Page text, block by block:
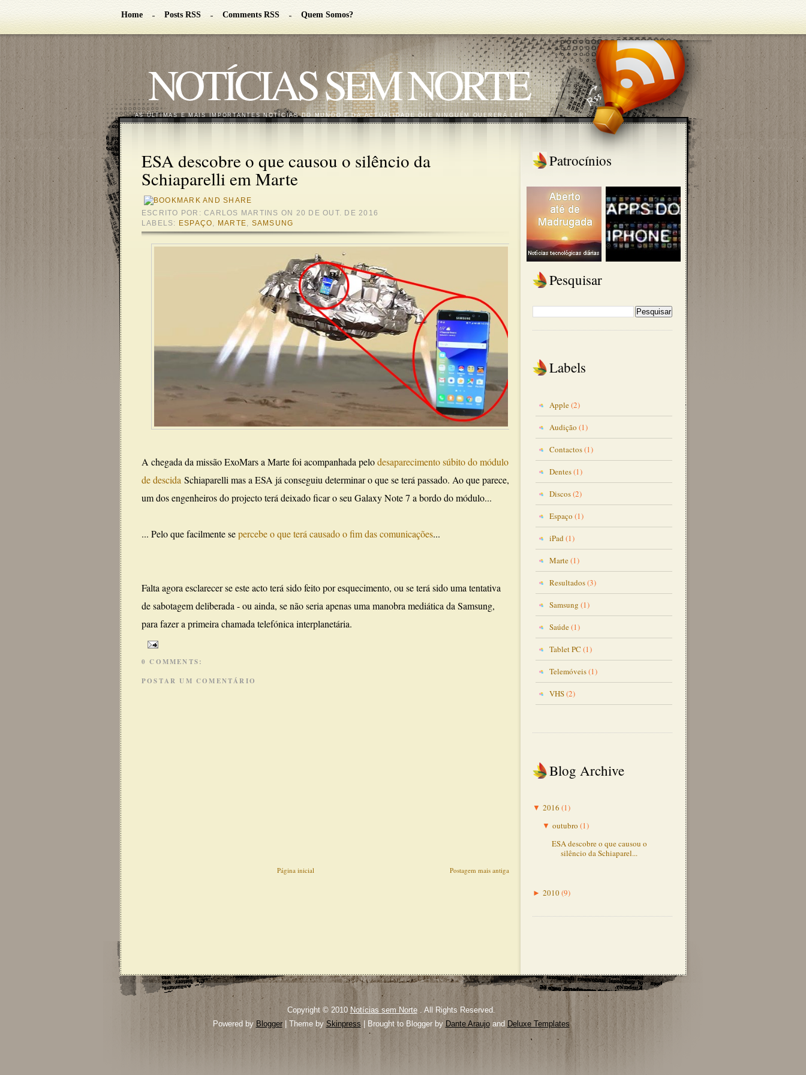
Home Posts RSS Comments RSS Quem Somos?
NOTÍCIAS SEM NORTE
AS ÚLTIMAS E MAIS IMPORTANTES NOTÍCIAS DO MUNDO E DA ACTUALIDADE QUE NINGUÉM QUERERÁ LER!
ESA descobre o que causou o silêncio da
Schiaparelli em Marte
ESCRITO POR:CARLOS MARTINS ON 20 DE OUT. DE 2016
LABELS:
ESPAÇO, MARTE, SAMSUNG
A chegada da missão ExoMars a Marte foi acompanhada pelodesaparecimento súbito do módulo
de descida Schiaparelli mas a ESA já conseguiu determinar o que se terá passado. Ao que parece,
um dos engenheiros do projecto terá deixado ficar o seu Galaxy Note 7 a bordo do módulo...
... Pelo que facilmente sepercebe o que terá causado o fim das comunicações...
Falta agora esclarecer se este acto terá sido feito por esquecimento, ou se terá sido uma tentativa
de sabotagem deliberada - ou ainda, se não seria apenas uma manobra mediática da Samsung,
para fazer a primeira chamada telefónica interplanetária.
0 COMMENTS:
POSTAR UM COMENTÁRIO
Postagem mais antiga
Página inicial
Patrocínios
Pesquisar
Labels
Apple(2)
Audição (1)
Contactos(1)
Dentes(1)
Discos(2)
Espaço (1)
iPad (1)
Marte(1)
Resultados(3)
Samsung (1)
Saúde(1)
Tablet PC (1)
Telemóveis(1)
VHS(2)
Blog Archive
▼ 2016 (1)
▼ outubro (1)
ESA descobre o que causou o
silêncio da Schiaparel...
► 2010(9)
Copyright © 2010 Notícias sem Norte. All Rights Reserved.
Powered by Blogger| Theme by Skinpress | Brought to Blogger by Dante Araujoand Deluxe Templates